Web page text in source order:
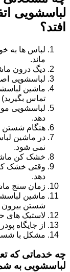
لباسشویی
افتد؟
لباس ها به
ماند.
دیگ درون
لباسشویی
ماشین
تماس بگیرید)
لباسشویی
دهد.
هنگام شستن
در ماشین
نمی شود.
خشک کن
وقتی خشک
دهد.
زمان سنج
ماشین
شستن بیرون
لاستیک های
از جایگاه
مشکل با
چه خدماتی که
لباسشویی به